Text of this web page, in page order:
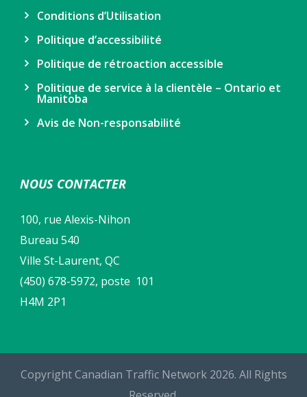
Conditions d’Utilisation
Politique d’accessibilité
Politique de rétroaction accessible
Politique de service à la clientèle – Ontario et
Manitoba
Avis de Non-responsabilité
NOUS CONTACTER
100, rue Alexis-Nihon
Bureau 540
Ville St-Laurent, QC
(450) 678-5972, poste 101
H4M 2P1
Copyright Canadian Traffic Network 2026. All Rights